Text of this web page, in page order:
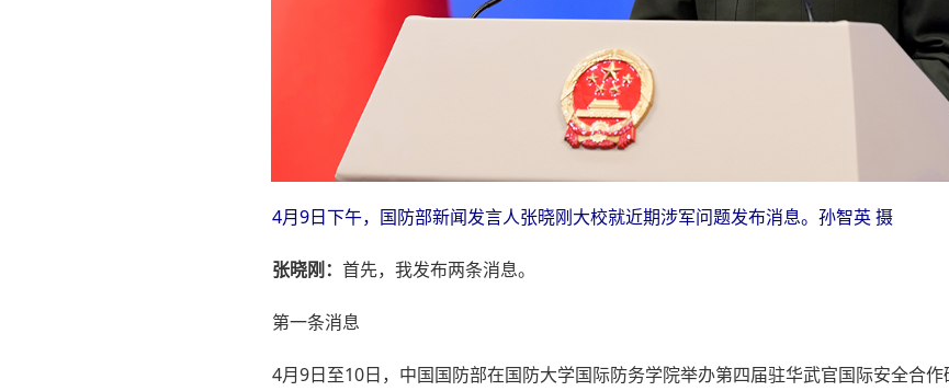
4月9日下午，国防部新闻发言人张晓刚大校就近期涉军问题发布消息。孙智英 摄
张晓刚： 首先，我发布两条消息。
第一条消息
4月9日至10日，中国国防部在国防大学国际防务学院举办第四届驻华武官国际安全合